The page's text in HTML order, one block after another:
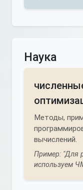
Наука
Методы,
вычислений.
Пример: "Для
используем